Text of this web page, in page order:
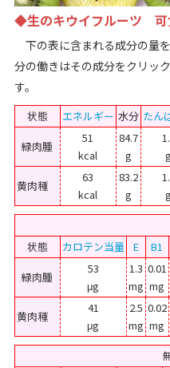
◆生のキウイフルーツ 可
下の表に含まれる成分の量
分の働きはその成分をクリッ
す。
状態 エネルギー 水分 たん
緑肉腫
51
kcal
84.7
g
g
黄肉種
63
kcal
83.2
g
g
状態
カロテン当量 E B1
緑肉腫
53
μg
1.3
mg
0.01
mg
黄肉種
41
μg
2.5
mg
0.02
mg